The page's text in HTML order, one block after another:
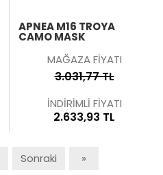
APNEA M16 TROYA
CAMO MASK
MAĞAZA FİYATI
3.031,77 TL
İNDİRİMLİ FİYATI
2.633,93 TL
Sonraki »